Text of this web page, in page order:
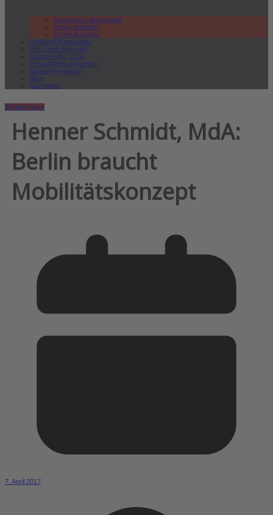
lokal.report abonnieren
Verkaufsstellen
Online Ausgabe
Regional Rundschau
Wirtschaft.Kompakt
Karriereleiter 2026
Gesundheitswegweiser
Bürgerinformation
Shop
Newsletter
BerlinVerkehr
Henner Schmidt, MdA:
Berlin braucht
Mobilitätskonzept
7. April 2017